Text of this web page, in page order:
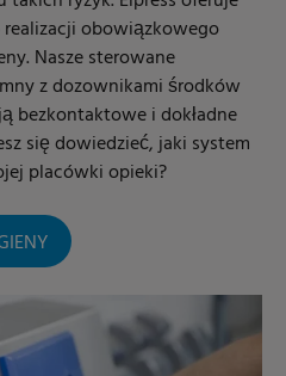
obowiązkowego
Nasze sterowane
z dozownikami środków
bezkontaktowe i dokładne
się dowiedzieć, jaki system
placówki opieki?